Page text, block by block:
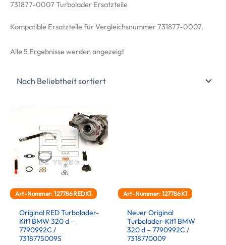
731877-0007 Turbolader Ersatzteile
Kompatible Ersatzteile für Vergleichsnummer 731877-0007.
Alle 5 Ergebnisse werden angezeigtNach
Art-Nummer: 127786REDK1
Original RED Turbolader-
Kit1 BMW 320 d –
7790992C /
7318775009S
Art-Nummer: 127786K1
Neuer Original
Turbolader-Kit1 BMW
320 d – 7790992C /
7318770009